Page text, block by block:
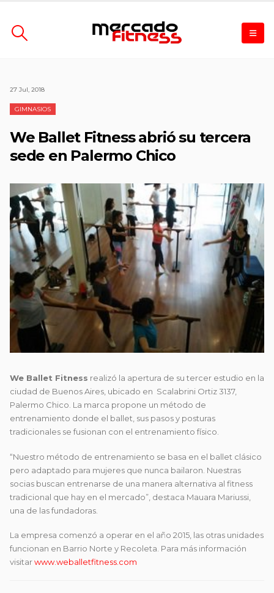
27 Jul, 2018
GIMNASIOS
We Ballet Fitness abrió su tercera
sede en Palermo Chico
We Ballet Fitness realizó la apertura de su tercer estudio en la
ciudad de Buenos Aires, ubicado en Scalabrini Ortiz 3137,
Palermo Chico. La marca propone un método de
entrenamiento donde el ballet, sus pasos y posturas
tradicionales se fusionan con el entrenamiento físico.
“Nuestro método de entrenamiento se basa en el ballet clásico
pero adaptado para mujeres que nunca bailaron. Nuestras
socias buscan entrenarse de una manera alternativa al fitness
tradicional que hay en el mercado”, destaca Mauara Mariussi,
una de las fundadoras.
La empresa comenzó a operar en el año 2015, las otras unidades
funcionan en Barrio Norte y Recoleta. Para más información
visitarwww.weballetfitness.com